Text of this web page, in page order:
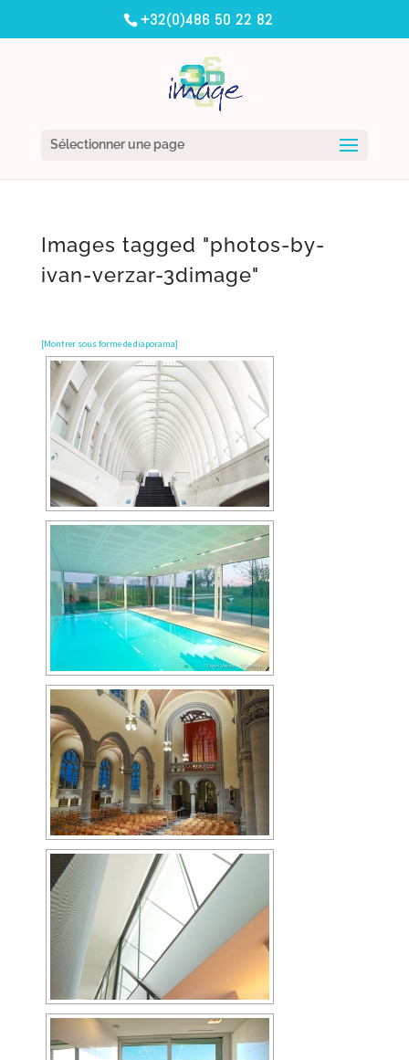
+32(0)486 50 22 82
Sélectionner une page
Images tagged "photos-by-
ivan-verzar-3dimage"
[Montrer sous forme de diaporama]